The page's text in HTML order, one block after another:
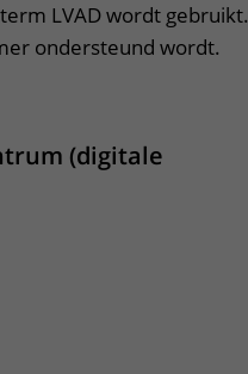
LVAD wordt gebruikt.
ondersteund wordt.
(digitale